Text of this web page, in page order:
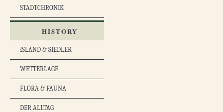
STADTCHRONIK
HISTORY
ISLAND & SIEDLER
WETTERLAGE
FLORA & FAUNA
DER ALLTAG